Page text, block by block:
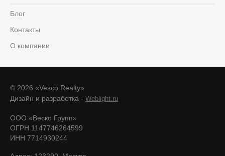
Блог
Контакты
О компании
© 2026 «Vesco Realty»
Дизайн и разработка - Weblight.ru
ООО «Веско Групп»
ОГРН 1147746264599
ИНН 7714930244